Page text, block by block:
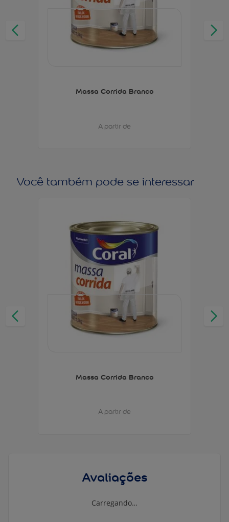
Massa Corrida Branco
A partir de
Você também pode se interessar
Massa Corrida Branco
A partir de
Avaliações
Carregando…